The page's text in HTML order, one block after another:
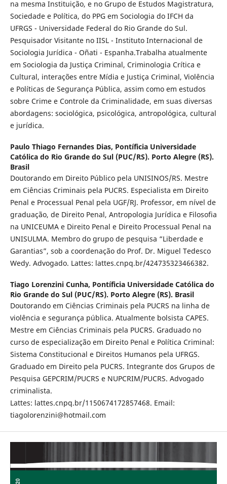
na mesma Instituição, e no Grupo de Estudos Magistratura,
Sociedade e Política, do PPG em Sociologia do IFCH da
UFRGS - Universidade Federal do Rio Grande do Sul.
Pesquisador Visitante no IISL - Instituto Internacional de
Sociologia Jurídica - Oñati - Espanha.Trabalha atualmente
em Sociologia da Justiça Criminal, Criminologia Crítica e
Cultural, interações entre Mídia e Justiça Criminal, Violência
e Políticas de Segurança Pública, assim como em estudos
sobre Crime e Controle da Criminalidade, em suas diversas
abordagens: sociológica, psicológica, antropológica, cultural
e jurídica.
Paulo Thiago Fernandes Dias, Pontíficia Universidade
Católica do Rio Grande do Sul (PUC/RS). Porto Alegre (RS).
Brasil
Doutorando em Direito Público pela UNISINOS/RS. Mestre
em Ciências Criminais pela PUCRS. Especialista em Direito
Penal e Processual Penal pela UGF/RJ. Professor, em nível de
graduação, de Direito Penal, Antropologia Jurídica e Filosofia
na UNICEUMA e Direito Penal e Direito Processual Penal na
UNISULMA. Membro do grupo de pesquisa “Liberdade e
Garantias”, sob a coordenação do Prof. Dr. Miguel Tedesco
Wedy. Advogado. Lattes: lattes.cnpq.br/424735323466382.
Tiago Lorenzini Cunha, Pontíficia Universidade Católica do
Rio Grande do Sul (PUC/RS). Porto Alegre (RS). Brasil
Doutorando em Ciências Criminais pela PUCRS na linha de
violência e segurança pública. Atualmente bolsista CAPES.
Mestre em Ciências Criminais pela PUCRS. Graduado no
curso de especialização em Direito Penal e Política Criminal:
Sistema Constitucional e Direitos Humanos pela UFRGS.
Graduado em Direito pela PUCRS. Integrante dos Grupos de
Pesquisa GEPCRIM/PUCRS e NUPCRIM/PUCRS. Advogado
criminalista.
Lattes: lattes.cnpq.br/1150674172857468. Email:
tiagolorenzini@hotmail.com